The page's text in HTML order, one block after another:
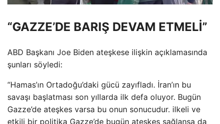
“GAZZE’DE BARIŞ DEVAM ETMELİ”
ABD Başkanı Joe Biden ateşkese ilişkin açıklamasında
şunları söyledi:
“Hamas’ın Ortadoğu’daki gücü zayıfladı. İran’ın bu
savaşı başlatması son yıllarda ilk defa oluyor. Bugün
Gazze’de ateşkes varsa bu onun sonucudur. ilkeli ve
etkili bir politika Gazze’de bugün ateşkes sağlansa da